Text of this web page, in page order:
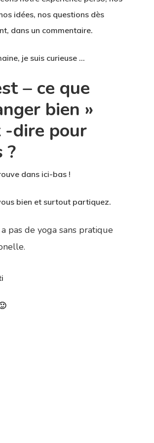
idées, nos questions dès
dans un commentaire.
je suis curieuse …
– ce que
bien »
-dire pour
?
dans ici-bas !
bien et surtout partiquez.
a pas de yoga sans pratique